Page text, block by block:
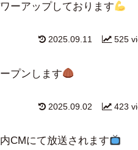
ーアップしております
525
2025.09.11
プンします
423
2025.09.02
CMにて放送されます